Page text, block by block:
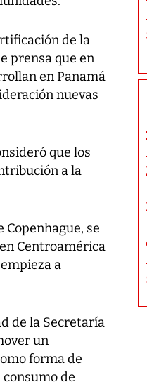
de la
prensa que en
en Panamá
nuevas
que los
a la
se
Centroamérica
a
de la Secretaría
un
forma de
de